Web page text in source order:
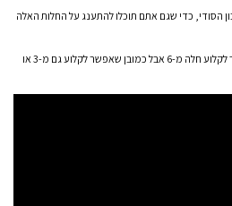
הסודי, כדי שגם אתם תוכלו להתענג על החלות האלה
כאן אגב תוכלו לראות סרטון שמסביר איך לקלוע חלה מ-6 אבל כמובן שאפשר לקלוע גם מ-3 או